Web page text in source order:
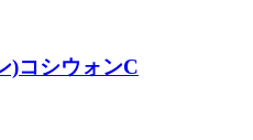
)コシウォンC